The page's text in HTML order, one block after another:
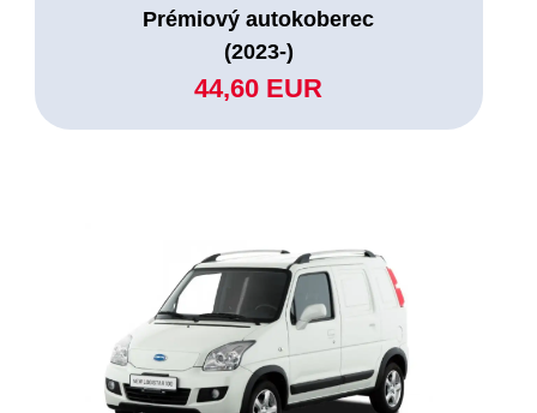
Prémiový autokoberec
(2023-)
44,60 EUR